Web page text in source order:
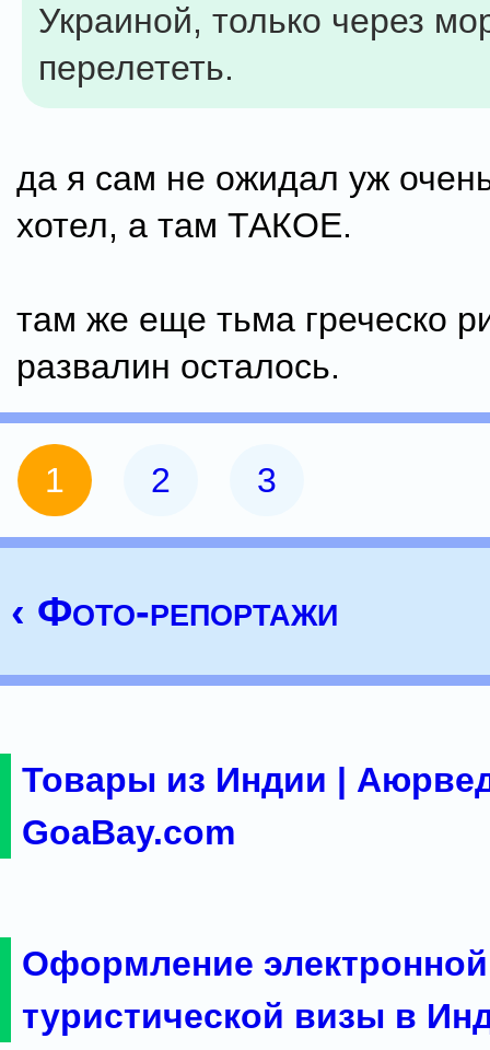
Украиной, только через
перелететь.
да я сам не ожидал уж
хотел, а там ТАКОЕ.
там же еще тьма греческо
развалин осталось.
1 2 3
‹ Фото-репортажи
Товары из Индии |
GoaBay.com
Оформление электронной
туристической визы в